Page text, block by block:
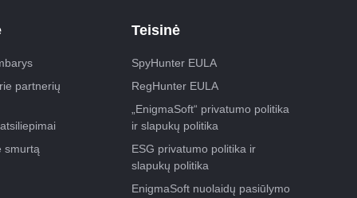
partnerių
smurtą
Teisinė
SpyHunter EULA
RegHunter EULA
„EnigmaSoft“ privatumo politika
ir slapukų politika
ESG privatumo politika ir
slapukų politika
EnigmaSoft nuolaidų pasiūlymo